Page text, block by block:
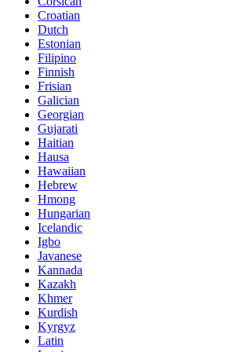
Croatian
Dutch
Estonian
Filipino
Finnish
Frisian
Galician
Georgian
Gujarati
Haitian
Hausa
Hawaiian
Hebrew
Hmong
Hungarian
Icelandic
Igbo
Javanese
Kannada
Kazakh
Khmer
Kurdish
Kyrgyz
Latin